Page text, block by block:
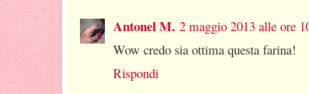
Antonel M. 2 maggio 2013 alle ore
Wow credo sia ottima questa farina!
Rispondi